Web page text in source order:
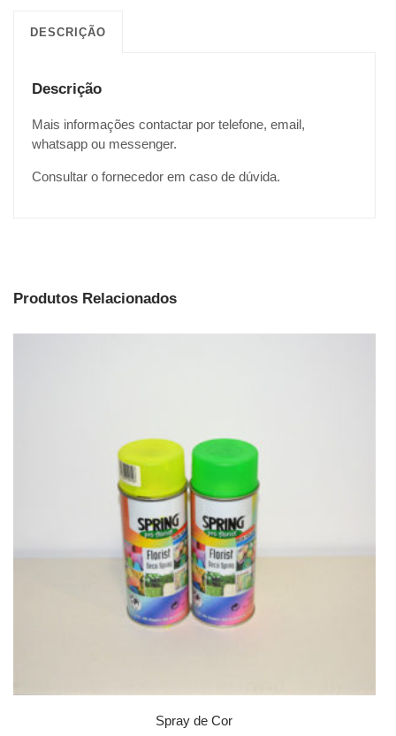
DESCRIÇÃO
Descrição
Mais informações contactar por telefone, email,
whatsapp ou messenger.
Consultar o fornecedor em caso de dúvida.
Produtos Relacionados
Spray de Cor